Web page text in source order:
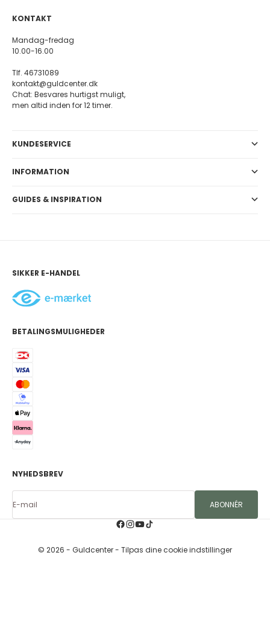
KONTAKT
Mandag-fredag
10.00-16.00
Tlf. 46731089
kontakt@guldcenter.dk
Chat: Besvares hurtigst muligt,
men altid inden for 12 timer.
KUNDESERVICE
INFORMATION
GUIDES & INSPIRATION
SIKKER E-HANDEL
BETALINGSMULIGHEDER
NYHEDSBREV
E-mail ABONNÉR
© 2026 - Guldcenter- Tilpas dine cookie indstillinger